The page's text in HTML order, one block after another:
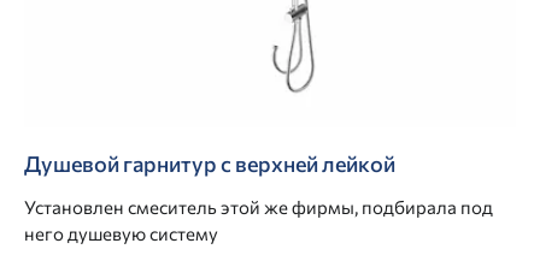
Душевой гарнитур с верхней лейкой
Установлен смеситель этой же фирмы, подбирала под
него душевую систему